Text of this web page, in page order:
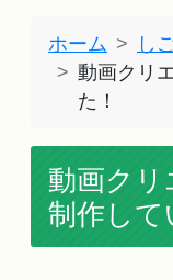
ホーム し
動画クリ
た！
動画ク
制作して